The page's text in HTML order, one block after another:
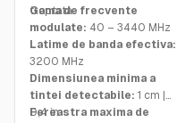
treptata
Gama de frecvente
modulate: 40 – 3440 MHz
Latime de banda efectiva:
3200 MHz
Dimensiunea minima a
tintei detectabile: 1 cm |
0,4 in
Fereastra maxima de